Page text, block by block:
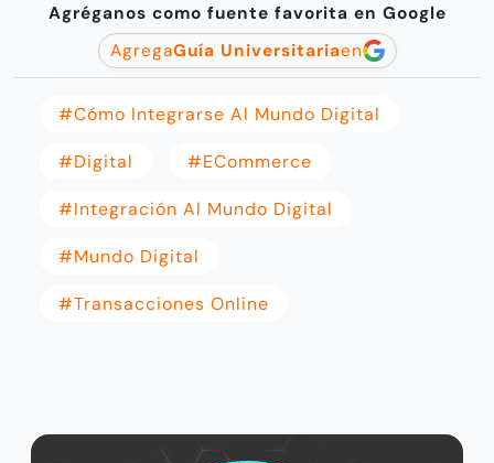
Agréganos como fuente favorita en Google
AgregaGuía Universitariaen
#Cómo Integrarse Al Mundo Digital
#Digital #eCommerce
#Integración Al Mundo Digital
#mundo Digital
#Transacciones Online